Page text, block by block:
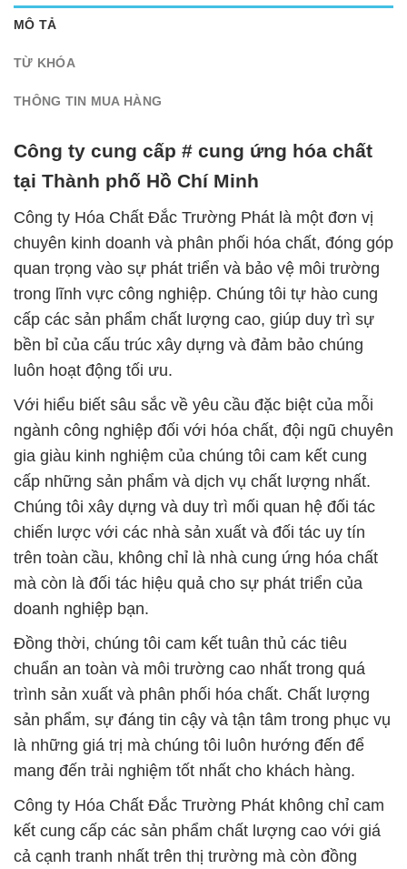
MÔ TẢ
TỪ KHÓA
THÔNG TIN MUA HÀNG
Công ty cung cấp # cung ứng hóa chất
tại Thành phố Hồ Chí Minh
Công ty Hóa Chất Đắc Trường Phát là một đơn vị
chuyên kinh doanh và phân phối hóa chất, đóng góp
quan trọng vào sự phát triển và bảo vệ môi trường
trong lĩnh vực công nghiệp. Chúng tôi tự hào cung
cấp các sản phẩm chất lượng cao, giúp duy trì sự
bền bỉ của cấu trúc xây dựng và đảm bảo chúng
luôn hoạt động tối ưu.
Với hiểu biết sâu sắc về yêu cầu đặc biệt của mỗi
ngành công nghiệp đối với hóa chất, đội ngũ chuyên
gia giàu kinh nghiệm của chúng tôi cam kết cung
cấp những sản phẩm và dịch vụ chất lượng nhất.
Chúng tôi xây dựng và duy trì mối quan hệ đối tác
chiến lược với các nhà sản xuất và đối tác uy tín
trên toàn cầu, không chỉ là nhà cung ứng hóa chất
mà còn là đối tác hiệu quả cho sự phát triển của
doanh nghiệp bạn.
Đồng thời, chúng tôi cam kết tuân thủ các tiêu
chuẩn an toàn và môi trường cao nhất trong quá
trình sản xuất và phân phối hóa chất. Chất lượng
sản phẩm, sự đáng tin cậy và tận tâm trong phục vụ
là những giá trị mà chúng tôi luôn hướng đến để
mang đến trải nghiệm tốt nhất cho khách hàng.
Công ty Hóa Chất Đắc Trường Phát không chỉ cam
kết cung cấp các sản phẩm chất lượng cao với giá
cả cạnh tranh nhất trên thị trường mà còn đồng